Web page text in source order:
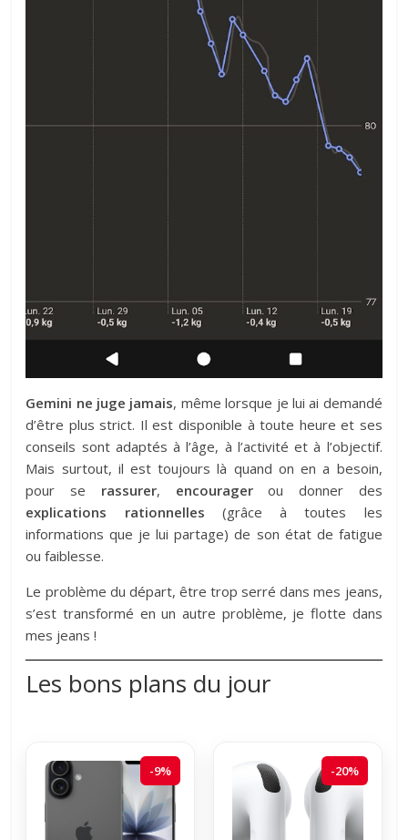
Gemini ne juge jamais, même lorsque je lui ai demandé
d’être plus strict. Il est disponible à toute heure et ses
conseils sont adaptés à l’âge, à l’activité et à l’objectif.
Mais surtout, il est toujours là quand on en a besoin,
pour se rassurer, encouragerou donner des
explications rationnelles (grâce à toutes les
informations que je lui partage) de son état de fatigue
ou faiblesse.
Le problème du départ, être trop serré dans mes jeans,
s’est transformé en un autre problème, je flotte dans
mes jeans !
Les bons plans du jour
-9% -20%